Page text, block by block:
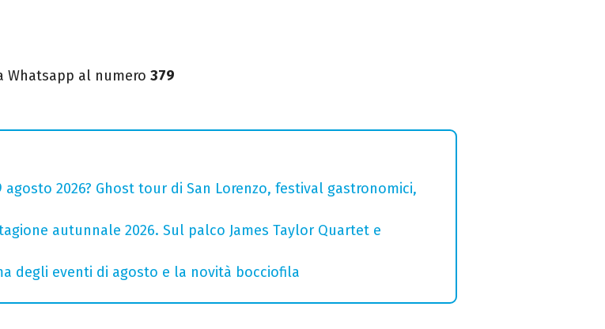
Whatsapp al numero 379
2026? Ghost tour di San Lorenzo, festival gastronomici,
autunnale 2026. Sul palco James Taylor Quartet e
degli eventi di agosto e la novità bocciofila